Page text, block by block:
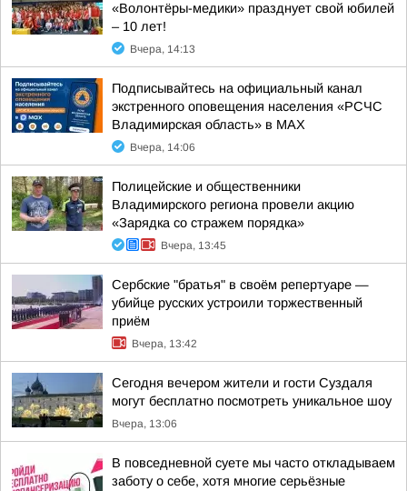
«Волонтёры-медики» празднует свой юбилей
– 10 лет!
Вчера, 14:13
Подписывайтесь на официальный канал
экстренного оповещения населения «РСЧС
Владимирская область» в МАХ
Вчера, 14:06
Полицейские и общественники
Владимирского региона провели акцию
«Зарядка со стражем порядка»
Вчера, 13:45
Сербские "братья" в своём репертуаре —
убийце русских устроили торжественный
приём
Вчера, 13:42
Сегодня вечером жители и гости Суздаля
могут бесплатно посмотреть уникальное шоу
Вчера, 13:06
В повседневной суете мы часто откладываем
заботу о себе, хотя многие серьёзные